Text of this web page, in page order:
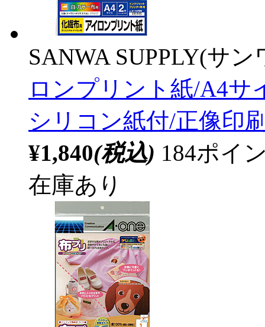
SANWA SUPPLY(サ
ロンプリント紙/A4サ
シリコン紙付/正像印
¥1,840(税込) 184ポイ
在庫あり